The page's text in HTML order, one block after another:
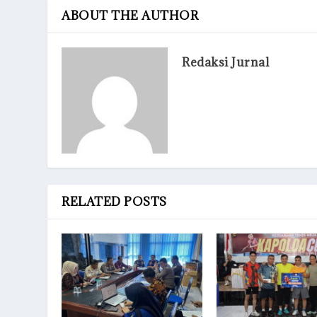
ABOUT THE AUTHOR
Redaksi Jurnal
RELATED POSTS